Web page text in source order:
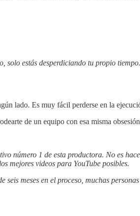
estás desperdiciando tu propio
lado. Es muy fácil perderse en la
de un equipo con esa misma
número 1 de esta productora. No es
mejores videos para YouTube posibles.
meses en el proceso, muchas